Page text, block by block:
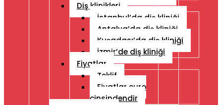
Diş klinikleri
İstanbul’da diş kliniği
Antalya’da diş kliniği
Kuşadası’da diş kliniği
İzmir’de diş kliniği
Fiyatlar
Teklif
Fiyatlar euro
cinsindendir